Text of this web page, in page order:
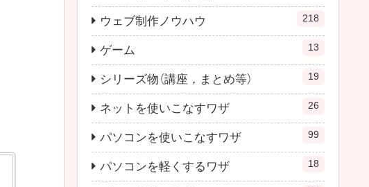
ウェブ制作ノウハウ 218
ゲーム 13
シリーズ物（講座，まとめ等） 19
ネットを使いこなすワザ 26
パソコンを使いこなすワザ 99
パソコンを軽くするワザ 18